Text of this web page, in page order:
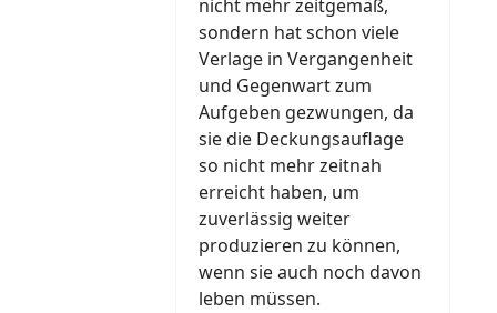
nicht mehr zeitgemäß,
sondern hat schon viele
Verlage in Vergangenheit
und Gegenwart zum
Aufgeben gezwungen, da
sie die Deckungsauflage
so nicht mehr zeitnah
erreicht haben, um
zuverlässig weiter
produzieren zu können,
wenn sie auch noch davon
leben müssen.